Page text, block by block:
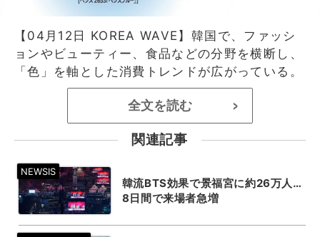
【04月12日 KOREA WAVE】韓国で、ファッシ
ョンやビューティー、食品などの分野を横断し、
「色」を軸とした消費トレンドが広がっている。
全文を読む >
関連記事
韓流BTS効果で景福宮に約26万人…
8日間で来場者急増